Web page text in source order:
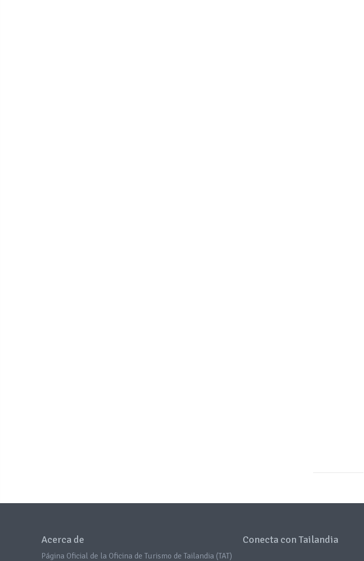
Acerca de
Página Oficial de la Oficina de Turismo de Tailandia (TAT)
Conecta con Tailandia